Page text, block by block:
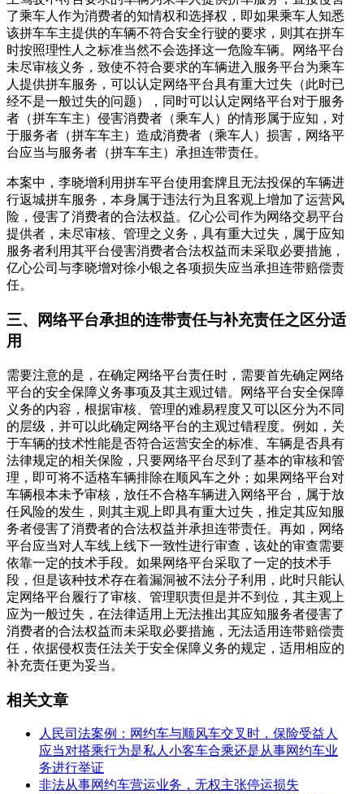
了乘车人作为消费者的知情权和选择权，即如果乘车人知悉
该拼车车主提供的车辆不符合安全行驶的要求，则其在拼车
时按照理性人之标准当然不会选择这一危险车辆。网络平台
未尽审核义务，致使不符合要求的车辆进入服务平台为乘车
人提供拼车服务，可以认定网络平台具有重大过失（此时已
经不是一般过失的问题），同时可以认定网络平台对于服务
者（拼车车主）侵害消费者（乘车人）的情形属于应知，对
于服务者（拼车车主）造成消费者（乘车人）损害，网络平
台应当与服务者（拼车车主）承担连带责任。
本案中，李晓增利用拼车平台使用套牌且无法投保的车辆进
行返城拼车服务，本身属于违法行为且客观上增加了运营风
险，侵害了消费者的合法权益。亿心公司作为网络交易平台
提供者，未尽审核、管理之义务，具有重大过失，属于应知
服务者利用其平台侵害消费者合法权益而未采取必要措施，
亿心公司与李晓增对徐小银之各项损失应当承担连带赔偿责
任。
三、网络平台承担的连带责任与补充责任之区分适
用
需要注意的是，在确定网络平台责任时，需要首先确定网络
平台的安全保障义务事项及其主观过错。网络平台安全保障
义务的内容，根据审核、管理的难易程度又可以区分为不同
的层级，并可以此确定网络平台的主观过错程度。例如，关
于车辆的技术性能是否符合运营安全的标准、车辆是否具有
法律规定的相关保险，只要网络平台尽到了基本的审核和管
理，即可将不适格车辆排除在顺风车之外；如果网络平台对
车辆根本未予审核，放任不合格车辆进入网络平台，属于放
任风险的发生，则其主观上即具有重大过失，推定其应知服
务者侵害了消费者的合法权益并承担连带责任。再如，网络
平台应当对人车线上线下一致性进行审查，该处的审查需要
依靠一定的技术手段。如果网络平台采取了一定的技术手
段，但是该种技术存在着漏洞被不法分子利用，此时只能认
定网络平台履行了审核、管理职责但是并不到位，其主观上
应为一般过失，在法律适用上无法推出其应知服务者侵害了
消费者的合法权益而未采取必要措施，无法适用连带赔偿责
任，依据侵权责任法关于安全保障义务的规定，适用相应的
补充责任更为妥当。
相关文章
人民司法案例：网约车与顺风车交叉时，保险受益人
应当对搭乘行为是私人小客车合乘还是从事网约车业
务进行举证
非法从事网约车营运业务，无权主张停运损失